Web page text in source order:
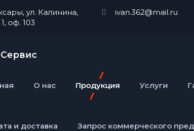
ул. Калинина,
оф. 103
ivan.362@mail.ru
О нас Продукция Услуги
и доставка Запрос коммерческого